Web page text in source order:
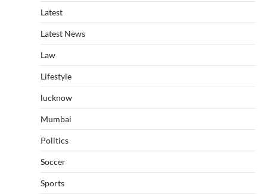
Latest
Latest News
Law
Lifestyle
lucknow
Mumbai
Politics
Soccer
Sports